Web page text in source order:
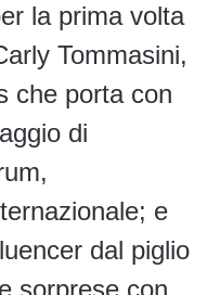
la prima volta
Tommasini,
che porta con
di
e
dal piglio